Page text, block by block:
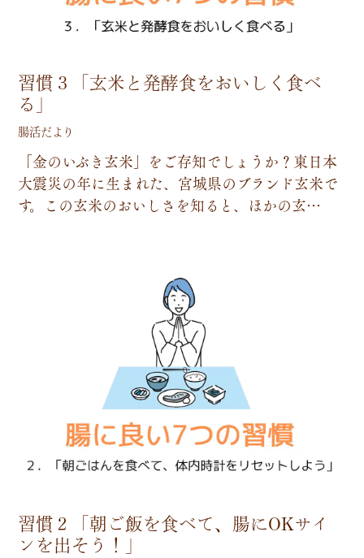
習慣３「玄米と発酵食をおいしく食べ
る」
腸活だより
「金のいぶ き玄米」 を ご存知で し ょ う か ？ 東日本
大震災の年に生ま れた、 宮城県のブラ ン ド玄米で
す。 こ の玄米のおい し さ を知る と 、 ほかの玄…
習慣２「朝ご飯を食べて、腸にOKサイ
ンを出そう！」